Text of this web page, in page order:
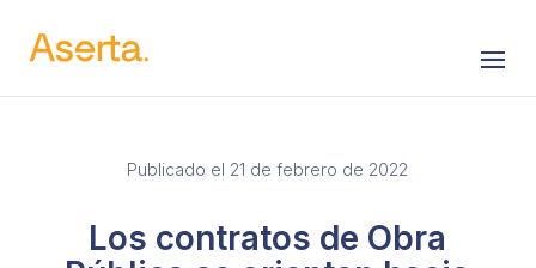
Saltar al contenido
Publicado el 21 de febrero de 2022
Los contratos de Obra